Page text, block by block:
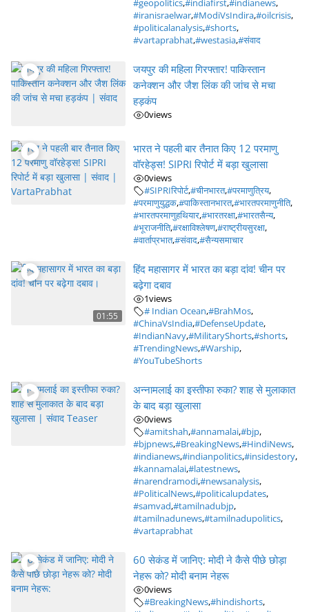
#geopolitics,#indiafirst,#indianews,
#iranisraelwar,#ModiVsIndira,#oilcrisis,
#politicalanalysis,#shorts,
#vartaprabhat,#westasia,#संवाद
जयपुर की महिला गिरफ्तार! पाकिस्तान
कनेक्शन और जैश लिंक की जांच से मचा
हड़कंप
0views
भारत ने पहली बार तैनात किए 12 परमाणु
वॉरहेड्स! SIPRI रिपोर्ट में बड़ा खुलासा
0views
#SIPRIरिपोर्ट,#चीनभारत,#परमाणुत्रिय,
#परमाणुयुद्धक,#पाकिस्तानभारत,#भारतपरमाणुनीति,
#भारतपरमाणुहथियार,#भारतरक्षा,#भारतसैन्य,
#भूराजनीति,#रक्षाविश्लेषण,#राष्ट्रीयसुरक्षा,
#वार्ताप्रभात,#संवाद,#सैन्यसमाचार
01:55
हिंद महासागर में भारत का बड़ा दांव! चीन पर
बढ़ेगा दबाव
1views
# Indian Ocean,#BrahMos,
#ChinaVsIndia,#DefenseUpdate,
#IndianNavy,#MilitaryShorts,#shorts,
#TrendingNews,#Warship,
#YouTubeShorts
अन्नामलाई का इस्तीफा रुका? शाह से मुलाकात
के बाद बड़ा खुलासा
0views
#amitshah,#annamalai,#bjp,
#bjpnews,#BreakingNews,#HindiNews,
#indianews,#indianpolitics,#insidestory,
#kannamalai,#latestnews,
#narendramodi,#newsanalysis,
#PoliticalNews,#politicalupdates,
#samvad,#tamilnadubjp,
#tamilnadunews,#tamilnadupolitics,
#vartaprabhat
60 सेकंड में जानिए: मोदी ने कैसे पीछे छोड़ा
नेहरू को? मोदी बनाम नेहरू
0views
#BreakingNews,#hindishorts,